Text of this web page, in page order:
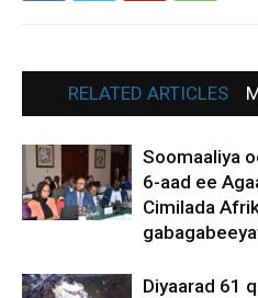
RELATED ARTICLES
Soomaaliya
6-aad ee
Cimilada
Diyaarad 61